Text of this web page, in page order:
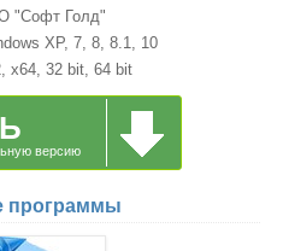
"Софт Голд"
XP, 7, 8, 8.1, 10
x64, 32 bit, 64 bit
версию
программы